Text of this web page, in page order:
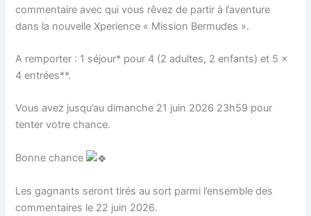
commentaire avec qui vous rêvez de partir à l’aventure
dans la nouvelle Xperience « Mission Bermudes ».
A remporter : 1 séjour* pour 4 (2 adultes, 2 enfants) et 5 x
4 entrées**.
Vous avez jusqu’au dimanche 21 juin 2026 23h59 pour
tenter votre chance.
Bonne chance
Les gagnants seront tirés au sort parmi l’ensemble des
commentaires le 22 juin 2026.